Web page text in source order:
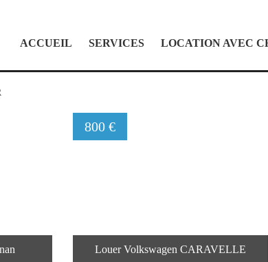
ACCUEIL SERVICES LOCATION AVEC
800 €
Louer Volkswagen CARAVELLE